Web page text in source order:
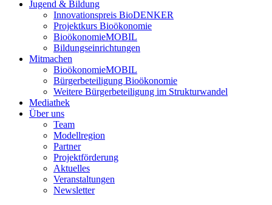
Jugend & Bildung
Innovationspreis BioDENKER
Projektkurs Bioökonomie
BioökonomieMOBIL
Bildungseinrichtungen
Mitmachen
BioökonomieMOBIL
Bürgerbeteiligung Bioökonomie
Weitere Bürgerbeteiligung im Strukturwandel
Mediathek
Über uns
Team
Modellregion
Partner
Projektförderung
Aktuelles
Veranstaltungen
Newsletter